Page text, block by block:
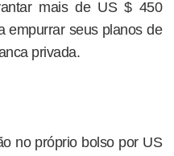
mais de US $ 450
empurrar seus planos de
privada.
no próprio bolso por US